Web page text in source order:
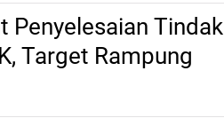
Penyelesaian Tindak
Target Rampung